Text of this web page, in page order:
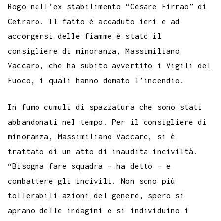
e
b
o
o
k
t
t
e
r
t
s
A
p
p
e
g
r
a
m
s
a
g
e
t
e
r
e
s
t
k
e
d
I
n
k
e
b
i
p
y
L
i
k
Rogo nell’ex stabilimento “Cesare Firrao” di
Cetraro. Il fatto è accaduto ieri e ad
accorgersi delle fiamme è stato il
consigliere di minoranza, Massimiliano
Vaccaro, che ha subito avvertito i Vigili del
Fuoco, i quali hanno domato l’incendio.
In fumo cumuli di spazzatura che sono stati
abbandonati nel tempo. Per il consigliere di
minoranza, Massimiliano Vaccaro, si è
trattato di un atto di inaudita inciviltà.
“Bisogna fare squadra – ha detto – e
combattere gli incivili. Non sono più
tollerabili azioni del genere, spero si
aprano delle indagini e si individuino i